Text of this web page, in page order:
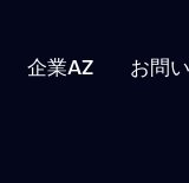
企業AZ お問